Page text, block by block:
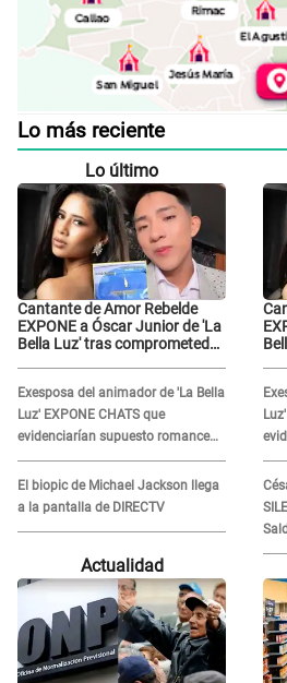
Lo más reciente
Lo último
Cantante de Amor Rebelde
EXPONE a Óscar Junior de 'La
Bella Luz' tras comprometedor
"Me hizo sentir incómoda"
Exesposa del animador de 'La Bella
Luz' EXPONE CHATS que
evidenciarían supuesto romance
clandestino con Naldy Saldaña,
pese a tener pareja
El biopic de Michael Jackson llega
a la pantalla de DIRECTV
Actualidad